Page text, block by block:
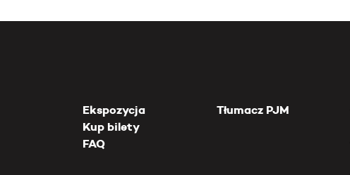
Ekspozycja
Kup bilety
FAQ
Tłumacz PJM